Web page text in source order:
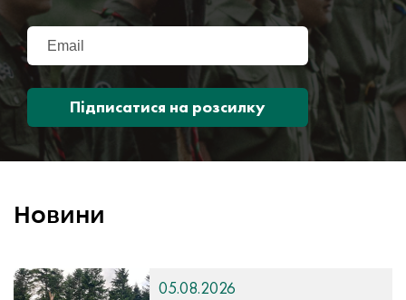
Підписатися на розсилку
Новини
05.08.2026